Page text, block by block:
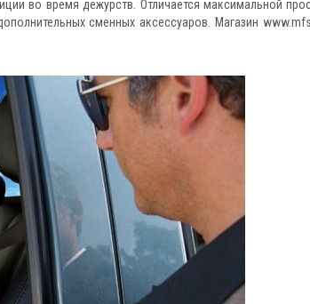
во время дежурств. Отличается максимальной
сменных аксессуаров. Магазин